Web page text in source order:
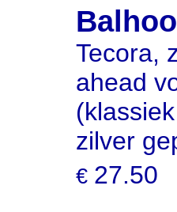
Tecora,
ahead
zilver
€ 27.50